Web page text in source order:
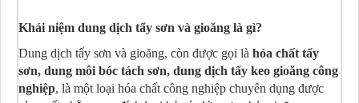
Khái niệm dung dịch tẩy sơn và gioăng là gì?
Dung dịch tẩy sơn và gioăng, còn được gọi là hóa chất tẩy
sơn, dung môi bóc tách sơn, dung dịch tẩy keo gioăng công
nghiệp, là một loại hóa chất công nghiệp chuyên dụng được